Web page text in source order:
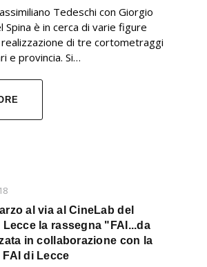
Tedeschi con Giorgio
Spina è in cerca di varie figure
di tre cortometraggi
e provincia. Si…
al via al CineLab del
la rassegna "FAI...da
in collaborazione con la
FAI di Lecce